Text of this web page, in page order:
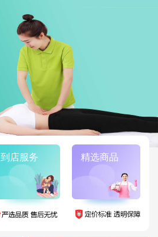
到店服务 精选商品